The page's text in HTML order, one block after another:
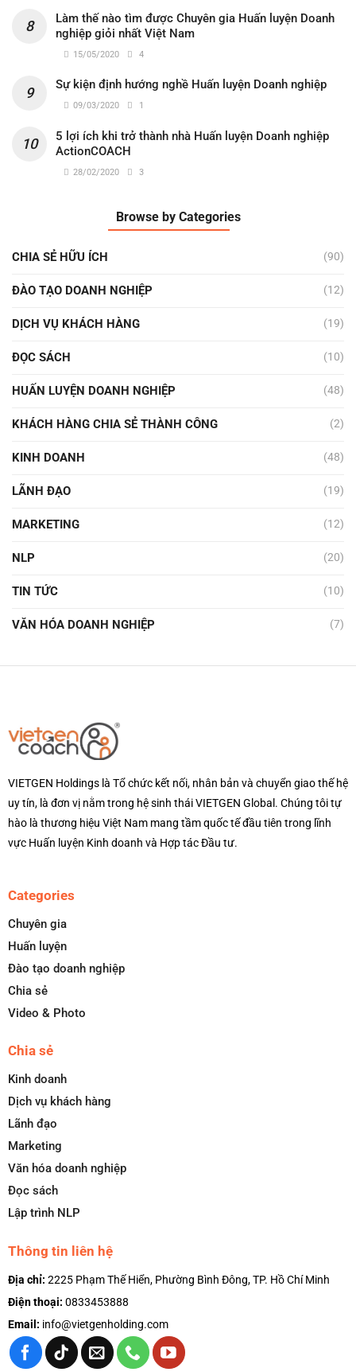
Làm thế nào tìm được Chuyên gia Huấn luyện Doanh
nghiệp giỏi nhất Việt Nam
15/05/2020 4
Sự kiện định hướng nghề Huấn luyện Doanh nghiệp
09/03/2020 1
5 lợi ích khi trở thành nhà Huấn luyện Doanh nghiệp
ActionCOACH
28/02/2020 3
Browse by Categories
CHIA SẺ HỮU ÍCH (90)
ĐÀO TẠO DOANH NGHIỆP (12)
DỊCH VỤ KHÁCH HÀNG (19)
ĐỌC SÁCH (10)
HUẤN LUYỆN DOANH NGHIỆP (48)
KHÁCH HÀNG CHIA SẺ THÀNH CÔNG (2)
KINH DOANH (48)
LÃNH ĐẠO (19)
MARKETING (12)
NLP (20)
TIN TỨC (10)
VĂN HÓA DOANH NGHIỆP (7)
VIETGEN Holdings là Tổ chức kết nối, nhân bản và chuyển giao thế hệ
uy tín, là đơn vị nằm trong hệ sinh thái VIETGEN Global. Chúng tôi tự
hào là thương hiệu Việt Nam mang tầm quốc tế đầu tiên trong lĩnh
vực Huấn luyện Kinh doanh và Hợp tác Đầu tư.
Categories
Chuyên gia
Huấn luyện
Đào tạo doanh nghiệp
Chia sẻ
Video & Photo
Chia sẻ
Kinh doanh
Dịch vụ khách hàng
Lãnh đạo
Marketing
Văn hóa doanh nghiệp
Đọc sách
Lập trình NLP
Thông tin liên hệ
Địa chỉ: 2225 Phạm Thế Hiển, Phường Bình Đông, TP. Hồ Chí Minh
Điện thoại: 0833453888
Email: info@vietgenholding.com